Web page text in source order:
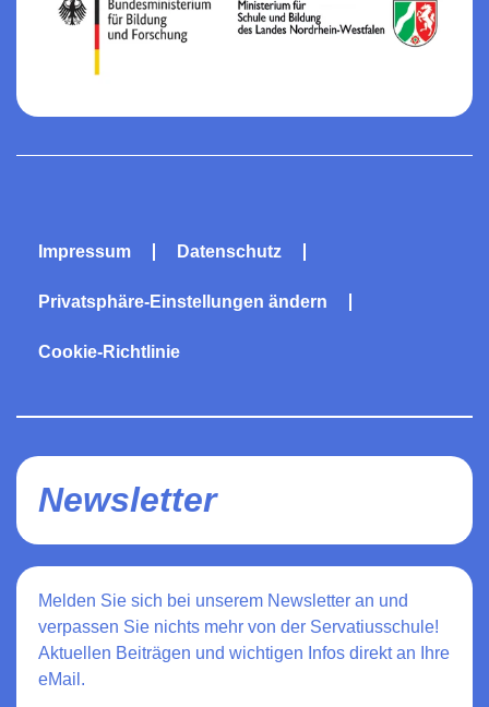
Impressum Datenschutz
Privatsphäre-Einstellungen ändern
Cookie-Richtlinie
Newsletter
Melden Sie sich bei unserem Newsletter an und
verpassen Sie nichts mehr von der Servatiusschule!
Aktuellen Beiträgen und wichtigen Infos direkt an Ihre
eMail.